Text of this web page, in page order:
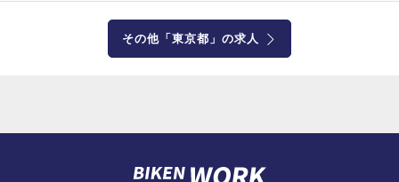
その他「東京都」の求人